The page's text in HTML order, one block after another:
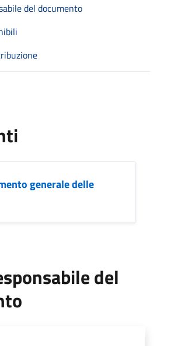
del documento
generale delle
del